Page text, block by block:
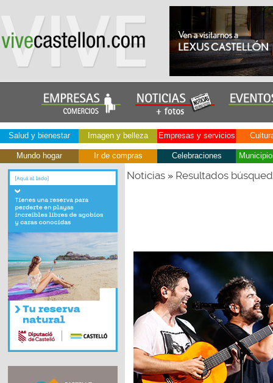
Salud y bienestar Imagen y belleza Empresas y servicios
Mundo hogar Ir de compras Celebraciones
Noticias» Resultados